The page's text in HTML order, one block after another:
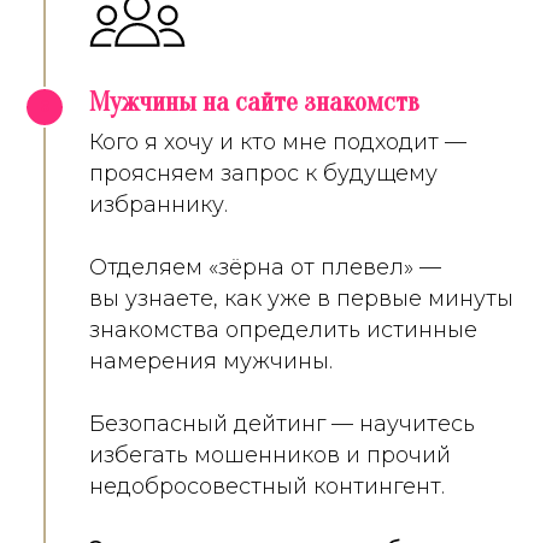
Мужчины на сайте знакомств
Кого я хочу и кто мне подходит —
проясняем запрос к будущему
избраннику.
Отделяем «зёрна от плевел» —
вы узнаете, как уже в первые минуты
знакомства определить истинные
намерения мужчины.
Безопасный дейтинг — научитесь
избегать мошенников и прочий
недобросовестный контингент.